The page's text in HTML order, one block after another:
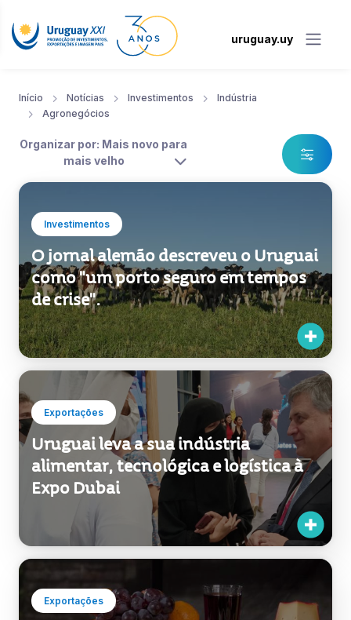
uruguay.uy
Início Notícias Investimentos
Indústria
Agronegócios
Organizar por: Mais novo para
mais velho
Investimentos
O jornal alemão descreveu o Uruguai
como "um porto seguro em tempos
de crise".
Exportações
Uruguai leva a sua indústria
alimentar, tecnológica e logística à
Expo Dubai
Exportações